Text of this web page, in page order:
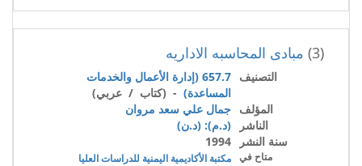
(3) مبادى المحاسبه الاداريه
التصنيف
657.7 (إدارة الأعمال والخدمات
المساعدة) - (كتاب / عربي)
المؤلف جمال علي سعد مروان
الناشر
(د.م): (د.ن)
سنة النشر
1994
متاح في مكتبة الأكاديمية اليمنية للدراسات العليا